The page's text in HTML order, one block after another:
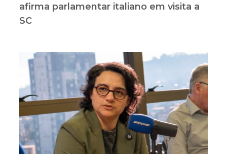
afirma parlamentar italiano em visita a
SC